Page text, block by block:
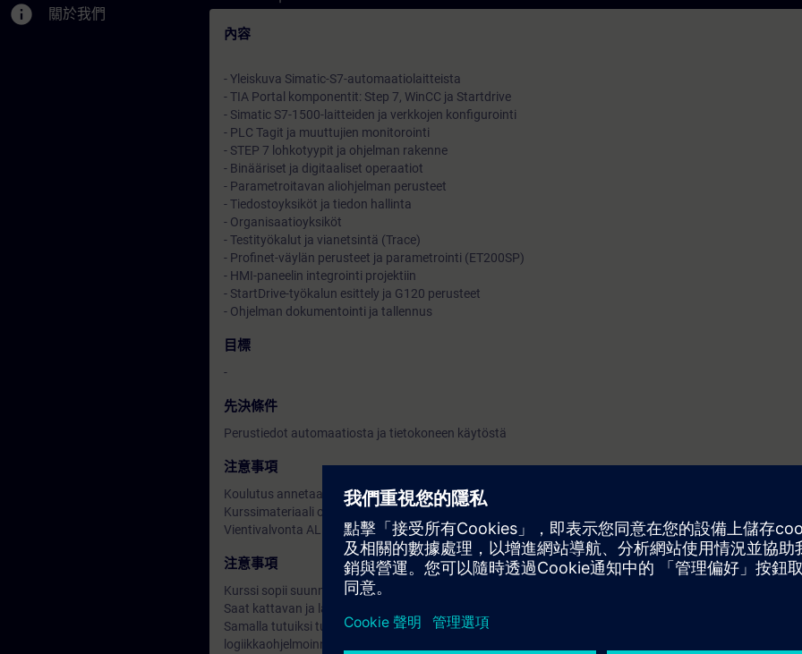
info 關於我們
內容
- Yleiskuva Simatic-S7-automaatiolaitteista
- TIA Portal komponentit: Step 7, WinCC ja Startdrive
- Simatic S7-1500-laitteiden ja verkkojen konfigurointi
- PLC Tagit ja muuttujien monitorointi
- STEP 7 lohkotyypit ja ohjelman rakenne
- Binääriset ja digitaaliset operaatiot
- Parametroitavan aliohjelman perusteet
- Tiedostoyksiköt ja tiedon hallinta
- Organisaatioyksiköt
- Testityökalut ja vianetsintä (Trace)
- Profinet-väylän perusteet ja parametrointi (ET200SP)
- HMI-paneelin integrointi projektiin
- StartDrive-työkalun esittely ja G120 perusteet
- Ohjelman dokumentointi ja tallennus
目標
-
先決條件
Perustiedot automaatiosta ja tietokoneen käytöstä
注意事項
Koulutus annetaan MS Teams sovelluksen välityksellä. Harjoitustehtävät tehdään VLAB
Kurssimateriaali on englanniksi ja jaetaan sähköisessä muodossa (pdf).
Vientivalvonta AL :N / ECCN:N
注意事項
Kurssi sopii suunnittelijoille ja ohjelman tekijöille, mutta myös käyttöönotto- ja kunnossapitohenkilöille.
Saat kattavan ja laadukaan koulutuksen TIA-Portaali ohjelmiston käyttöön, Siemens logiikoihin ja
Samalla tutuiksi tulevat myös vianpaikannus ja varmuuskopiot. Kurssille voi tulla ilman ennakkotietoja
logiikkaohjelmoinnista, perustiedot automaatiosta riittää. TIA on kuitenkin niin kattava kokonaisuus, että